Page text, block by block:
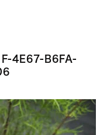
4E67-B6FA-